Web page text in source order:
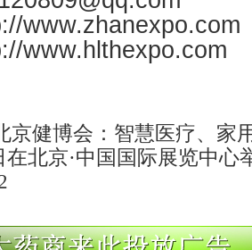
www.zhanexpo.com
www.hlthexpo.com
京健博会：智慧医疗、家
在北京·中国国际展览中心